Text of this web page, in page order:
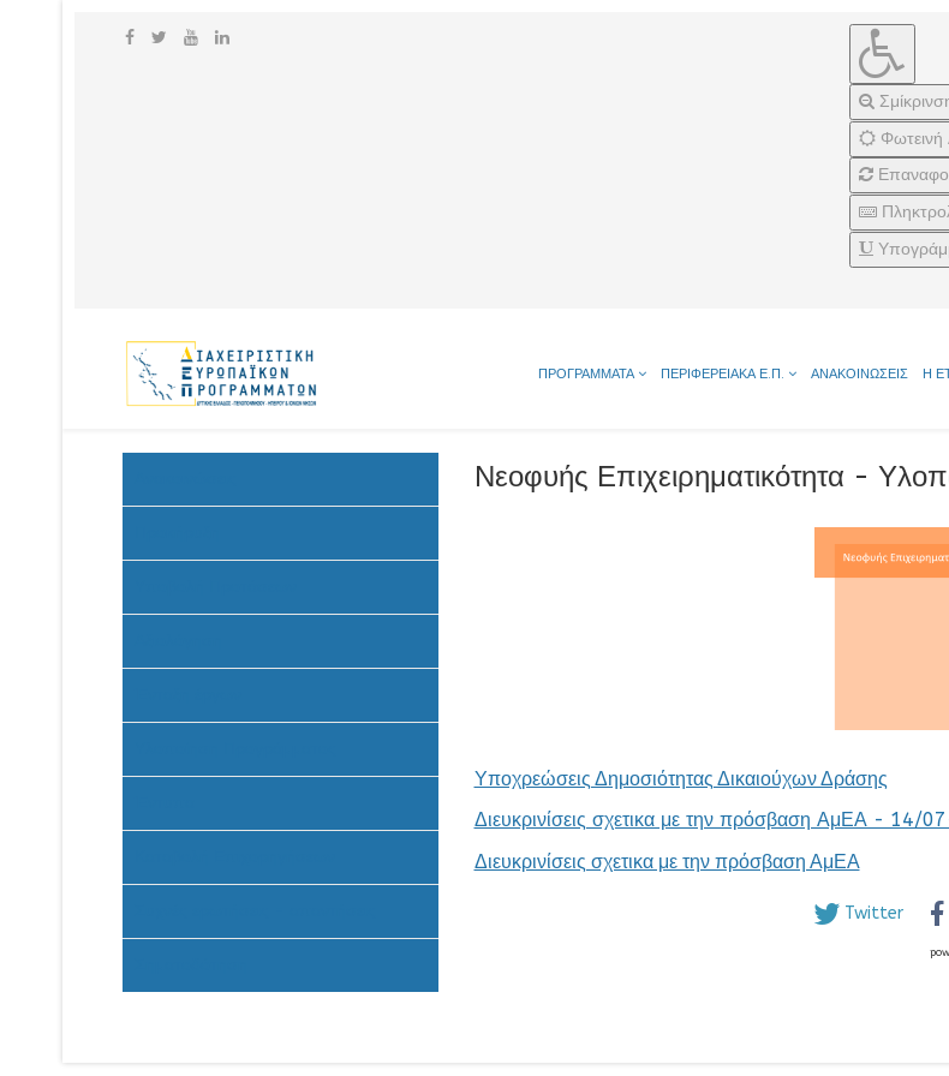
Φωτεινή
ΠΡΟΓΡΑΜΜΑΤΑ ΠΕΡΙΦΕΡΕΙΑΚΑ Ε.Π. ΑΝΑΚΟΙΝΩΣΕΙΣ Η
Νεοφυής Επιχειρηματικότητα -
Υποχρεώσεις Δημοσιότητας Δικαιούχων Δράσης
Διευκρινίσεις σχετικα με την πρόσβαση ΑμΕΑ - 14/
Διευκρινίσεις σχετικα με την πρόσβαση ΑμΕΑ
Twitter